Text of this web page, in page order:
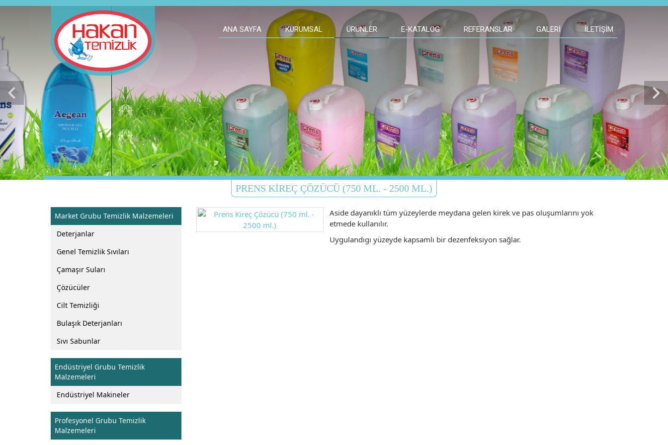
chevron_left chevron_right
ANA SAYFA KURUMSAL ÜRÜNLER E-KATALOG REFERANSLAR GALERI İLETIŞIM
PRENS KIREÇ ÇÖZÜCÜ (750 ML. - 2500 ML.)
Market Grubu Temizlik Malzemeleri
Deterjanlar
Genel Temizlik Sıvıları
Çamaşır Suları
Çözücüler
Cilt Temizliği
Bulaşık Deterjanları
Sıvı Sabunlar
Endüstriyel Grubu Temizlik
Malzemeleri
Endüstriyel Makineler
Profesyonel Grubu Temizlik
Malzemeleri
Aside dayanıklı tüm yüzeylerde meydana gelen kirek ve pas oluşumlarını yok
etmede kullanılır.
Uygulandıgı yüzeyde kapsamlı bir dezenfeksiyon sağlar.